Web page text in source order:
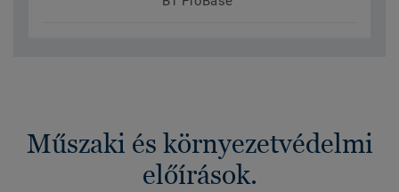
Műszaki és környezetvédelmi
előírások.